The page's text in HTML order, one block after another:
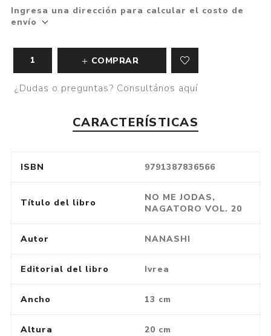
Ingresa una dirección para calcular el costo de
envío
COMPRAR
¿Dudas o preguntas? Consultános aquí
CARACTERÍSTICAS
ISBN 9791387836566
Título del libro
NO ME JODAS,
NAGATORO VOL. 20
Autor NANASHI
Editorial del libro Ivrea
Ancho 13 cm
Altura 20 cm